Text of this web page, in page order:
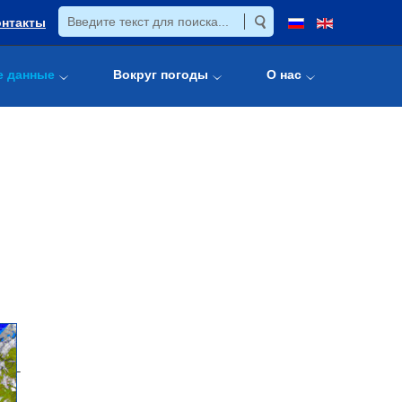
данные Вокруг погоды О нас